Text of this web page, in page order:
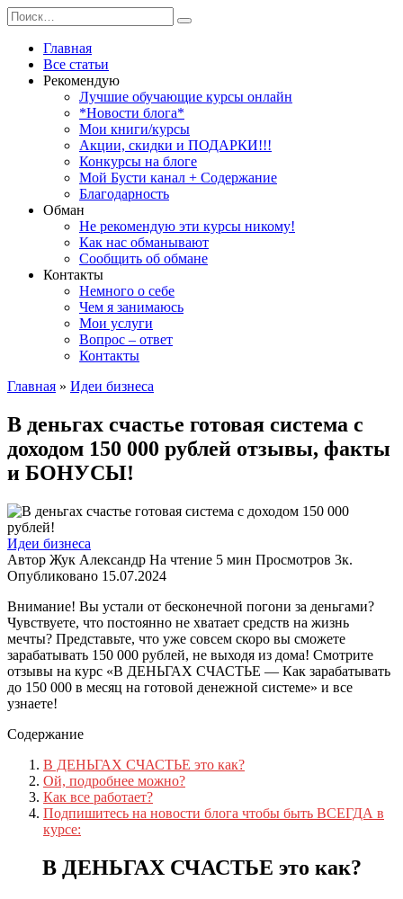
Перейти
к
содержанию
Search
for:
Главная
Все статьи
Рекомендую
Лучшие обучающие курсы онлайн
*Новости блога*
Мои книги/курсы
Акции, скидки и ПОДАРКИ!!!
Конкурсы на блоге
Мой Бусти канал + Содержание
Благодарность
Обман
Не рекомендую эти курсы никому!
Как нас обманывают
Сообщить об обмане
Контакты
Немного о себе
Чем я занимаюсь
Мои услуги
Вопрос – ответ
Контакты
Главная » Идеи бизнеса
В деньгах счастье готовая система с
доходом 150 000 рублей отзывы, факты
и БОНУСЫ!
Идеи бизнеса
Автор Жук Александр На чтение 5 мин Просмотров 3к.
Опубликовано 15.07.2024
Внимание! Вы устали от бесконечной погони за деньгами?
Чувствуете, что постоянно не хватает средств на жизнь
мечты? Представьте, что уже совсем скоро вы сможете
зарабатывать 150 000 рублей, не выходя из дома! Смотрите
отзывы на курс «В ДЕНЬГАХ СЧАСТЬЕ — Как зарабатывать
до 150 000 в месяц на готовой денежной системе» и все
узнаете!
Содержание
В ДЕНЬГАХ СЧАСТЬЕ это как?
Ой, подробнее можно?
Как все работает?
Подпишитесь на новости блога чтобы быть ВСЕГДА в
курсе:
В ДЕНЬГАХ СЧАСТЬЕ это как?